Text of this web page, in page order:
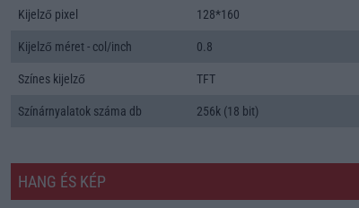
Kijelző pixel 128*160
Kijelző méret - col/inch 0.8
Színes kijelző TFT
Színárnyalatok száma db 256k (18 bit)
HANG ÉS KÉP